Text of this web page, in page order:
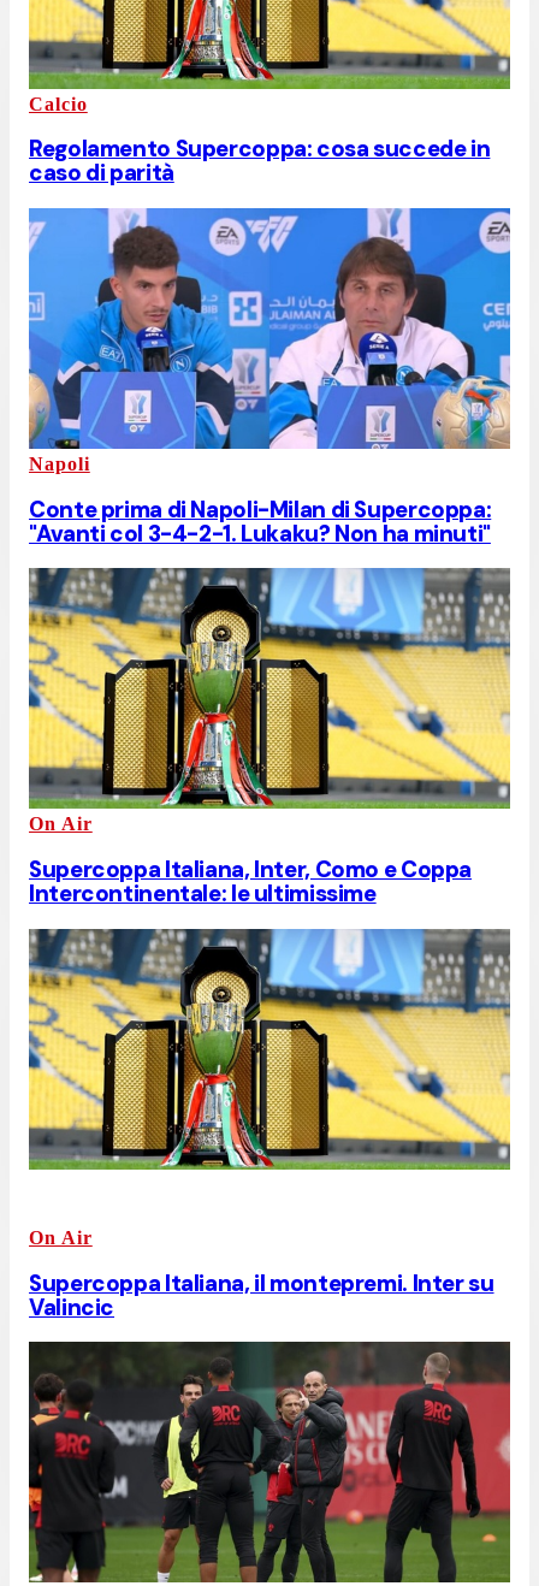
Calcio
Regolamento Supercoppa: cosa succede in
caso di parità
Napoli
Conte prima di Napoli-Milan di Supercoppa:
"Avanti col 3-4-2-1. Lukaku? Non ha minuti"
On Air
Supercoppa Italiana, Inter, Como e Coppa
Intercontinentale: le ultimissime
On Air
Supercoppa Italiana, il montepremi. Inter su
Valincic